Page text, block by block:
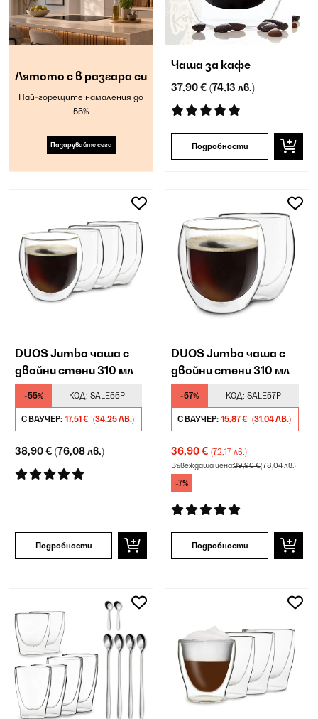
Лятото е в разгара си
Най-горещите намаления до
55%
Пазарувайте сега
Чаша за кафе
37,90 € (74,13 лв.)
Подробности
DUOS Jumbo чаша с
двойни стени 310 мл
-55% КОД: SALE55P
С ВАУЧЕР: 17,51 € (34,25 ЛВ.)
38,90 € (76,08 лв.)
Подробности
DUOS Jumbo чаша с
двойни стени 310 мл
-57% КОД: SALE57P
С ВАУЧЕР: 15,87 € (31,04 ЛВ.)
36,90 € (72,17 лв.)
Въвеждаща цена:39,90 €(78,04 лв.)
-7%
Подробности